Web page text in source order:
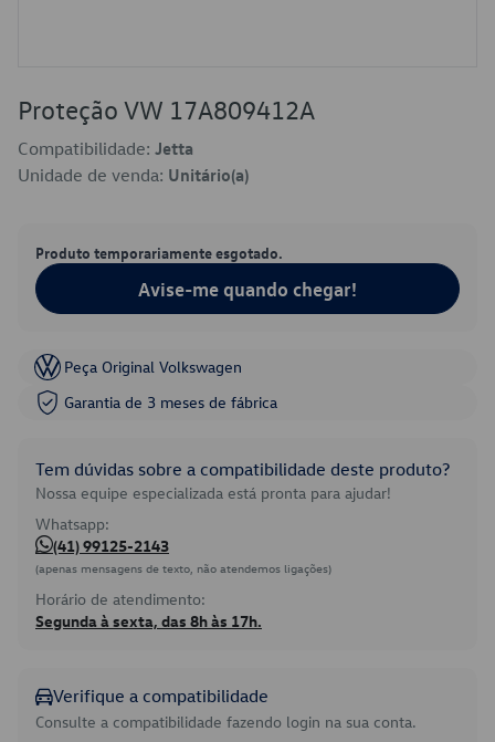
Proteção VW 17A809412A
Compatibilidade: Jetta
Unidade de venda: Unitário(a)
Produto temporariamente esgotado.
Avise-me quando chegar!
Peça Original Volkswagen
Garantia de 3 meses de fábrica
Tem dúvidas sobre a compatibilidade deste produto?
Nossa equipe especializada está pronta para ajudar!
Whatsapp:
(41) 99125-2143
(apenas mensagens de texto, não atendemos ligações)
Horário de atendimento:
Segunda à sexta, das 8h às 17h.
Verifique a compatibilidade
Consulte a compatibilidade fazendo login na sua conta.